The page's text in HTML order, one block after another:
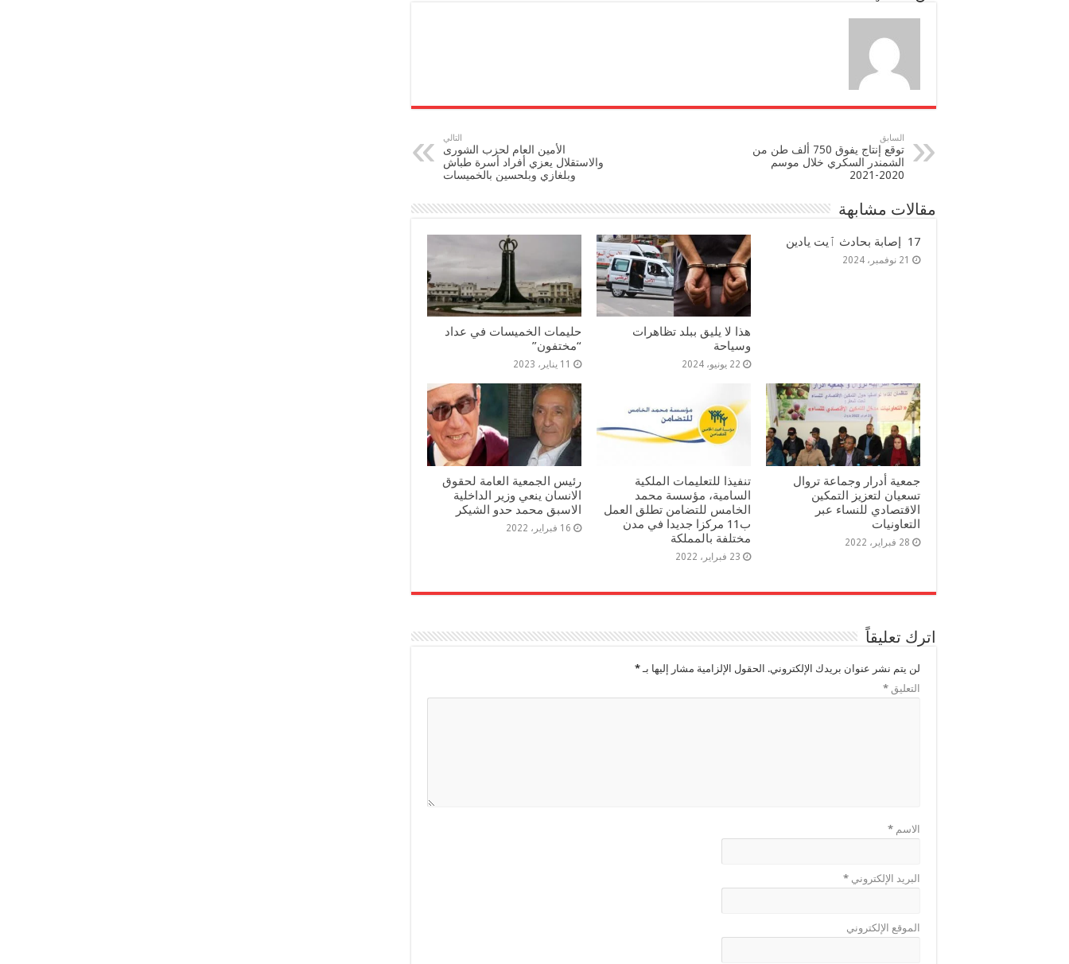
السابق
توقع إنتاج يفوق 750 ألف طن من
الشمندر السكري خلال موسم
2020-2021
التالي
الأمين العام لحزب الشورى
والاستقلال يعزي أفراد أسرة طباش
وبلغازي وبلحسين بالخميسات
مقالات مشابهة
17 إصابة بحادث ٱيت يادين
21 نوفمبر، 2024
هذا لا يليق ببلد تظاهرات
وسياحة
22 يونيو، 2024
حليمات الخميسات في عداد
“مختفون”
11 يناير، 2023
جمعية أدرار وجماعة تروال
تسعيان لتعزيز التمكين
الاقتصادي للنساء عبر
التعاونيات
28 فبراير، 2022
تنفيذا للتعليمات الملكية
السامية، مؤسسة محمد
الخامس للتضامن تطلق العمل
ب11 مركزا جديدا في مدن
مختلفة بالمملكة
23 فبراير، 2022
رئيس الجمعية العامة لحقوق
الانسان ينعي وزير الداخلية
الاسبق محمد حدو الشيكر
16 فبراير، 2022
اترك تعليقاً
لن يتم نشر عنوان بريدك الإلكتروني. الحقول الإلزامية مشار إليها بـ *
التعليق *
الاسم *
البريد الإلكتروني *
الموقع الإلكتروني